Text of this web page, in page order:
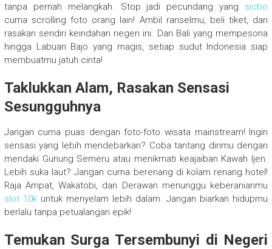
tanpa pernah melangkah. Stop jadi pecundang yang sicbo
cuma scrolling foto orang lain! Ambil ranselmu, beli tiket, dan
rasakan sendiri keindahan negeri ini. Dari Bali yang mempesona
hingga Labuan Bajo yang magis, setiap sudut Indonesia siap
membuatmu jatuh cinta!
Taklukkan Alam, Rasakan Sensasi
Sesungguhnya
Jangan cuma puas dengan foto-foto wisata mainstream! Ingin
sensasi yang lebih mendebarkan? Coba tantang dirimu dengan
mendaki Gunung Semeru atau menikmati keajaiban Kawah Ijen.
Lebih suka laut? Jangan cuma berenang di kolam renang hotel!
Raja Ampat, Wakatobi, dan Derawan menunggu keberanianmu
slot 10kuntuk menyelam lebih dalam. Jangan biarkan hidupmu
berlalu tanpa petualangan epik!
Temukan Surga Tersembunyi di Negeri